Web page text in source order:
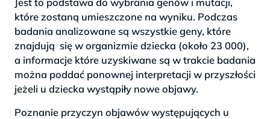
które zostaną umieszczone na wyniku. Podczas
badania analizowane są wszystkie geny, które
znajdują się w organizmie dziecka (około 23 000),
a informacje które uzyskiwane są w trakcie badania
można poddać ponownej interpretacji w przyszłości
jeżeli u dziecka wystąpiły nowe objawy.
Poznanie przyczyn objawów występujących u